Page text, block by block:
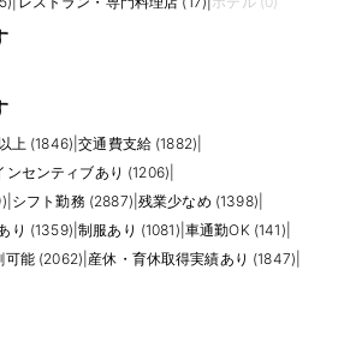
上 (1846) |交通費支給 (1882)
ンセンティブあり (1206)
シフト勤務 (2887) 残業少なめ (1398)
り (1359) |制服あり (1081) 車通勤OK (141)
可能 (2062) 産休・育休取得実績あり (1847)